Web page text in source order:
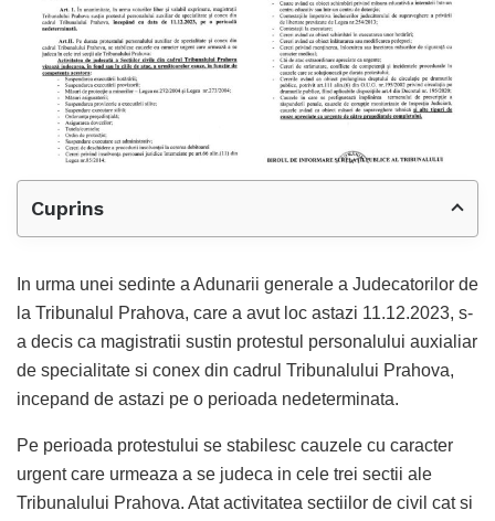
Cuprins
In urma unei sedinte a Adunarii generale a Judecatorilor de
la Tribunalul Prahova, care a avut loc astazi 11.12.2023, s-
a decis ca magistratii sustin protestul personalului auxialiar
de specialitate si conex din cadrul Tribunalului Prahova,
incepand de astazi pe o perioada nedeterminata.
Pe perioada protestului se stabilesc cauzele cu caracter
urgent care urmeaza a se judeca in cele trei sectii ale
Tribunalului Prahova. Atat activitatea sectiilor de civil cat si